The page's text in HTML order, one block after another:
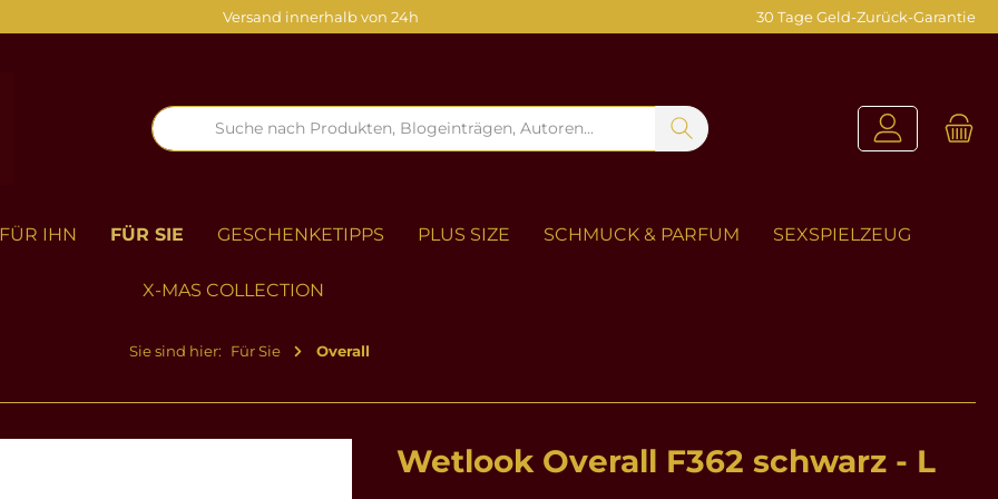
Versand innerhalb von 24h 30 Tage Geld-Zurück-Garantie
FÜR IHN FÜR SIE GESCHENKETIPPS PLUS SIZE SCHMUCK & PARFUM SEXSPIELZEUG
X-MAS COLLECTION
Sie sind hier: Für Sie Overall
Wetlook Overall F362 schwarz - L